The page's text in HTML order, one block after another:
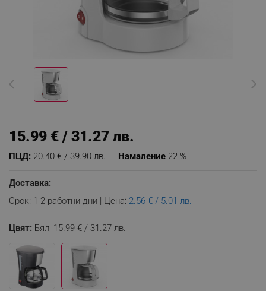
Намаление 22 %
ПЦД: 20.40 € / 39.90 лв.
15.99 € / 31.27 лв.
Доставка:
Срок: 1-2 работни дни | Цена: 2.56 € / 5.01 лв.
Цвят: Бял, 15.99 € / 31.27 лв.